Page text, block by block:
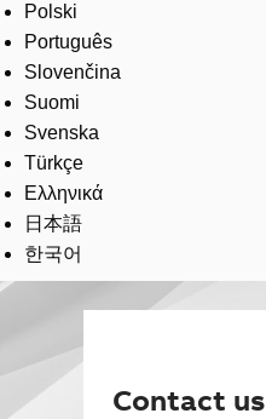
Polski
Português
Slovenčina
Suomi
Svenska
Türkçe
Ελληνικά
日本語
한국어
Contact us